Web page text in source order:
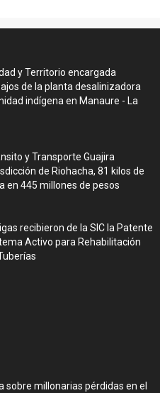
y Territorio encargada
de la planta desalinizadora
indígena en Manaure - La
y Transporte Guajira
de Riohacha, 81 kilos de
en 445 millones de pesos
recibieron de la SIC la Patente
Activo para Rehabilitación
sobre millonarias pérdidas en el